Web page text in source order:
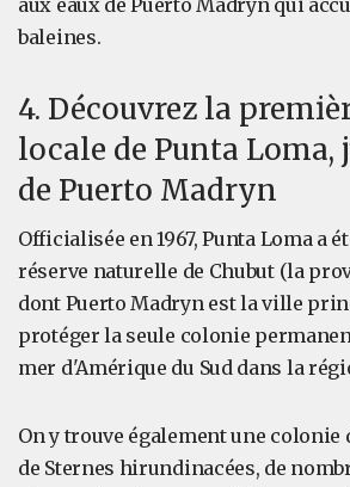
aux eaux de Puerto Madryn qui
baleines.
4. Découvrez la
locale de Punta Loma,
de Puerto Madryn
Officialisée en 1967, Punta Loma a
réserve naturelle de Chubut (la
dont Puerto Madryn est la ville
protéger la seule colonie
mer d'Amérique du Sud dans la
On y trouve également une colonie
de Sternes hirundinacées, de